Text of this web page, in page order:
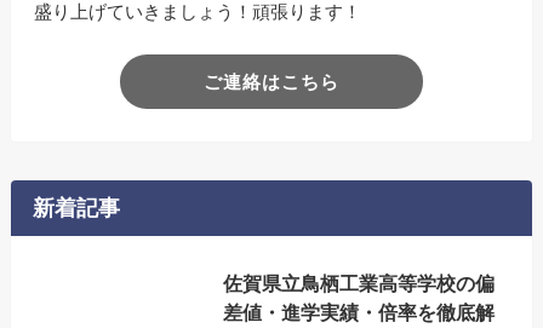
盛り上げていきましょう！頑張ります！
ご連絡はこちら
新着記事
佐賀県立鳥栖工業高等学校の偏
差値・進学実績・倍率を徹底解